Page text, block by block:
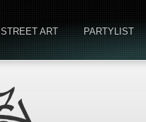
STREET ART PARTYLIST